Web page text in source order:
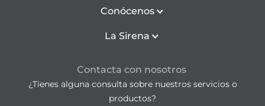
Conócenos
La Sirena
Contacta con nosotros
¿Tienes alguna consulta sobre nuestros servicios o
productos?